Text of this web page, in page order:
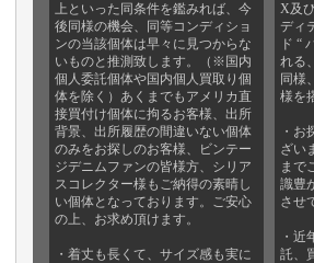
上といった同条件を鑑みれば、今
後同様の機会、同等コンディショ
ンの当該個体は早々に見つからな
いものと推測致します。（※国内
個人委託個体や国内個人買取り個
体を除く）あくまでもアメリカ直
接買付け個体に拘るお客様、出所
背景、出所履歴の間違いない個体
のみをお探しのお客様、ビンテー
ジデニムファンの皆様方、シリア
スコレクター様もご納得の素晴し
い個体となっております。ご安心
の上、お求め頂けます。
・着丈も長くて、サイズ感も実に
X及
ディ
ド “
れる
同様
様を
・お
ざい
まで
識豊
させ
・近
託、